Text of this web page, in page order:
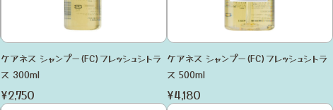
ケアネス シャンプー(FC)フレッシュシトラ
ス 300ml
¥2,750
ケアネス シャンプー(FC)フレッシュシトラ
ス 500ml
¥4,180